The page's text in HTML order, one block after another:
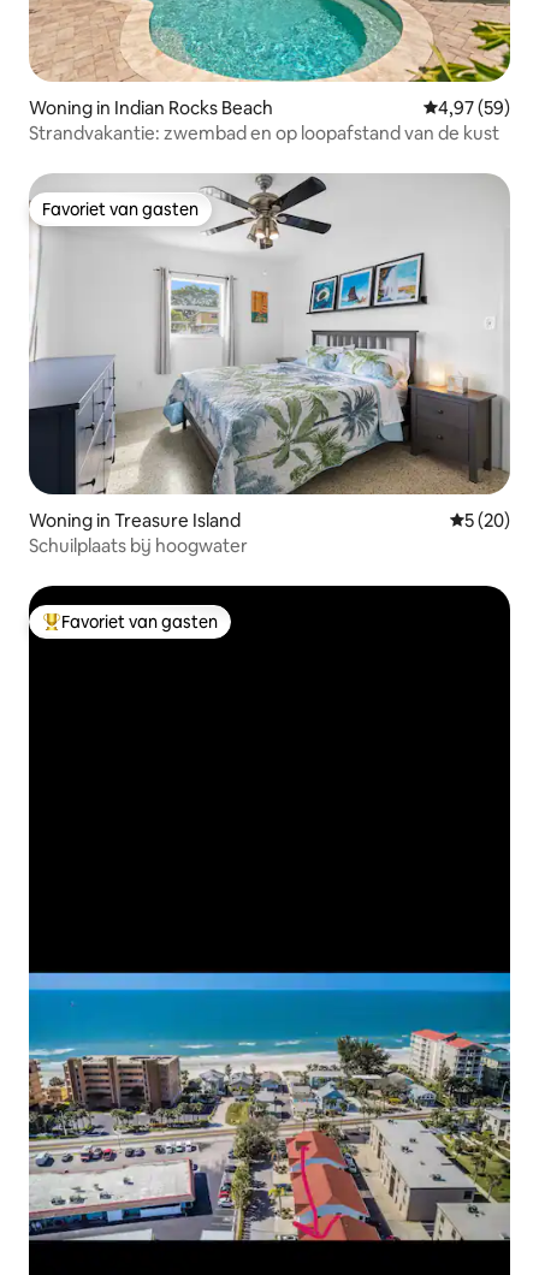
Woning in Indian Rocks Beach Gemiddelde
4,97 (59)
Strandvakantie: zwembad en op loopafstand van de kust
Favoriet van gasten
Favoriet van gasten
Woning in Treasure Island
5 (20)
Schuilplaats bij hoogwater
Topfavoriet van gasten
Favoriet van gasten